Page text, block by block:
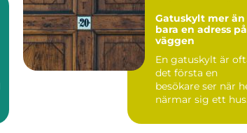
Gatuskylt mer än
bara en adress på
väggen
En gatuskylt är
det första en
besökare ser när
närmar sig ett hus.
brevbäraren ...